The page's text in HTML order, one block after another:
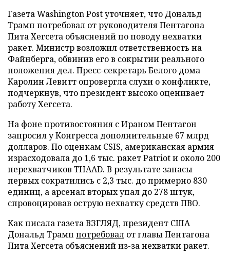
Газета Washington Post уточняет, что Дональд
Трамп потребовал от руководителя Пентагона
Пита Хегсета объяснений по поводу нехватки
ракет. Министр возложил ответственность на
Файнберга, обвинив его в сокрытии реального
положения дел. Пресс-секретарь Белого дома
Каролин Левитт опровергла слухи о конфликте,
подчеркнув, что президент высоко оценивает
работу Хегсета.
На фоне противостояния с Ираном Пентагон
запросил у Конгресса дополнительные 67 млрд
долларов. По оценкам CSIS, американская армия
израсходовала до 1,6 тыс. ракет Patriot и около 200
перехватчиков THAAD. В результате запасы
первых сократились с 2,3 тыс. до примерно 830
единиц, а арсенал вторых упал до 278 штук,
спровоцировав острую нехватку средств ПВО.
Как писала газета ВЗГЛЯД, президент США
Дональд Трамп потребовал от главы Пентагона
Пита Хегсета объяснений из-за нехватки ракет.